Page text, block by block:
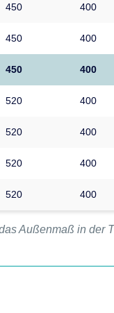
450 400
450 400
450 400
520 400
520 400
520 400
520 400
Außenmaß in der